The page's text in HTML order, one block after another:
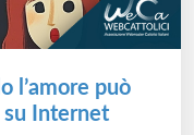
l’amore può
su Internet